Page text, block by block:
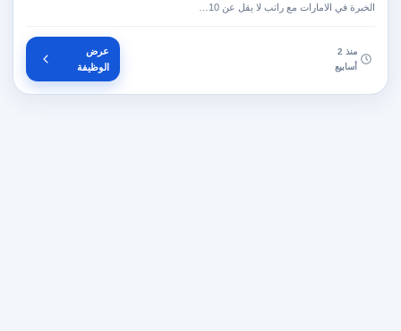
الخبرة في الامارات مع راتب لا يقل عن 10…
منذ 2
أسابيع
عرض
الوظيفة